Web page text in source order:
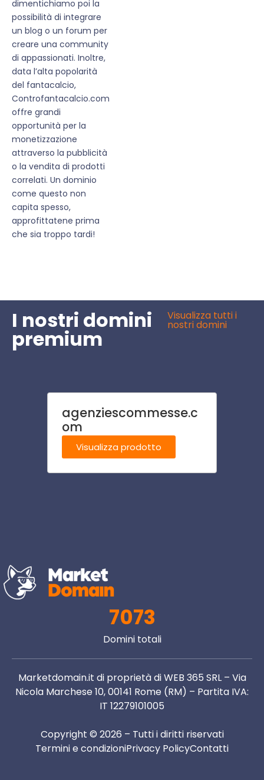
dimentichiamo poi la
possibilità di integrare
un blog o un forum per
creare una community
di appassionati. Inoltre,
data l’alta popolarità
del fantacalcio,
Controfantacalcio.com
offre grandi
opportunità per la
monetizzazione
attraverso la pubblicità
o la vendita di prodotti
correlati. Un dominio
come questo non
capita spesso,
approfittatene prima
che sia troppo tardi!
I nostri domini
premium
Visualizza tutti i
nostri domini
agenziescommesse.c
om
Visualizza prodotto
7073
Domini totali
Marketdomain.it di proprietà di WEB 365 SRL – Via
Nicola Marchese 10, 00141 Rome (RM) – Partita IVA:
IT 12279101005
Copyright © 2026 – Tutti i diritti riservati
Termini e condizioniPrivacy PolicyContatti